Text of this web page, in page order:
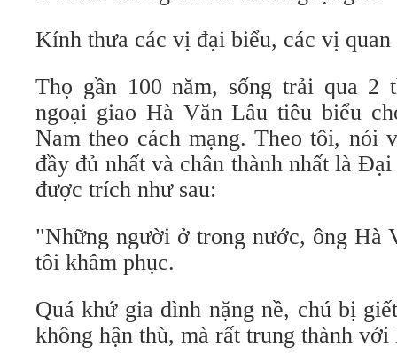
Kính thưa các vị đại biểu, các vị quan
Thọ gần 100 năm, sống trải qua 2
ngoại giao Hà Văn Lâu tiêu biểu
Nam theo cách mạng. Theo tôi, nói
đầy đủ nhất và chân thành nhất là
được trích như sau:
"Những người ở trong nước, ông Hà
tôi khâm phục.
Quá khứ gia đình nặng nề, chú bị
không hận thù, mà rất trung thành